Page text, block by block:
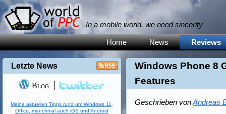
In a mobile world, we need sincerity
Home News Reviews
Windows Phone 8
Features
Geschrieben vonAndreas
Letzte News
Blog
Meine aktuellen Tipps rund um Windows 11,
Office, manchmal auch iOS und Android